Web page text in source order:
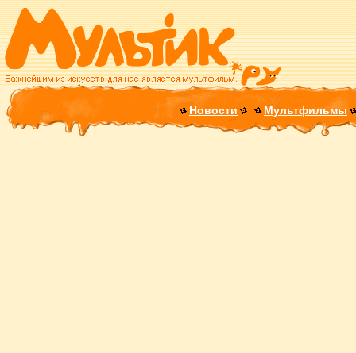
Новости Мультфильмы